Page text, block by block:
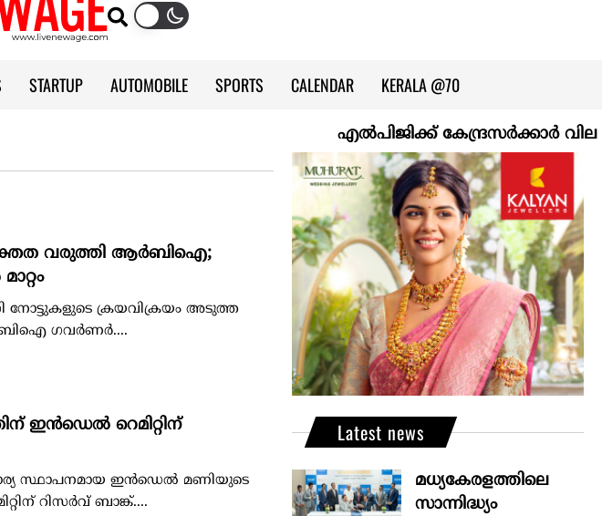
STARTUP AUTOMOBILE SPORTS CALENDAR KERALA @70
എല്‍പിജിക്ക് കേന്ദ്രസർക്കാർ വില
വരുത്തി ആർബിഐ;
നോട്ടുകളുടെ ക്രയവിക്രയം അടുത്ത
ഗവർണർ....
ഇന്‍ഡെല്‍ റെമിറ്റിന്
സ്ഥാപനമായ ഇന്‍ഡെല്‍ മണിയുടെ
റിസര്‍വ് ബാങ്ക്....
Latest news
മധ്യകേരളത്തിലെ
സാന്നിദ്ധ്യം